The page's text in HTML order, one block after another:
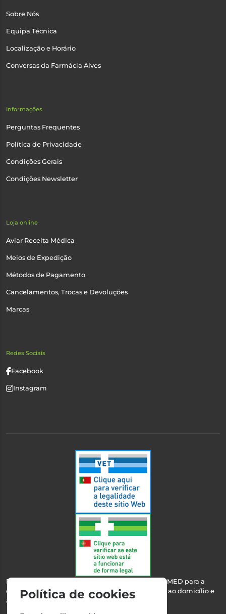
Sobre Nós
Equipa Técnica
Localização e Horário
Conversas da Farmácia Alves
Informações
Perguntas Frequentes
Política de Privacidade
Condições Gerais
Condições Newsletter
Loja online
Aviar Receita Médica
Meios de Expedição
Métodos de Pagamento
Cancelamentos, Trocas e Devoluções
Marcas
Redes Sociais
Facebook
Instagram
Esta farmácia encontra-se autorizada pelo INFARMED para a
dispensa de medicamentos e produtos de saúde ao domicílio e
através da internet.
Política de cookies